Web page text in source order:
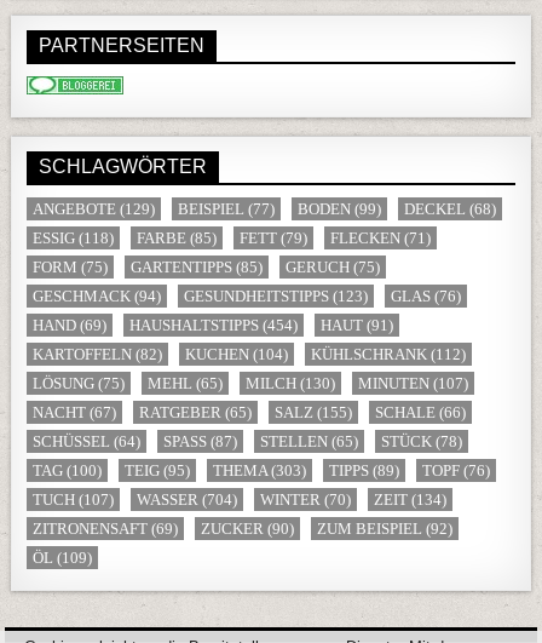
PARTNERSEITEN
SCHLAGWÖRTER
ANGEBOTE (129) BEISPIEL (77) BODEN (99) DECKEL (68)
ESSIG (118) FARBE (85) FETT (79) FLECKEN (71)
FORM (75) GARTENTIPPS (85) GERUCH (75)
GESCHMACK (94) GESUNDHEITSTIPPS (123) GLAS (76)
HAND (69) HAUSHALTSTIPPS (454) HAUT (91)
KARTOFFELN (82) KUCHEN (104) KÜHLSCHRANK (112)
LÖSUNG (75) MEHL (65) MILCH (130) MINUTEN (107)
NACHT (67) RATGEBER (65) SALZ (155) SCHALE (66)
SCHÜSSEL (64) SPASS (87) STELLEN (65) STÜCK (78)
TAG (100) TEIG (95) THEMA(303) TIPPS (89) TOPF (76)
TUCH (107) WASSER (704) WINTER (70) ZEIT (134)
ZITRONENSAFT (69) ZUCKER (90) ZUM BEISPIEL (92)
ÖL (109)